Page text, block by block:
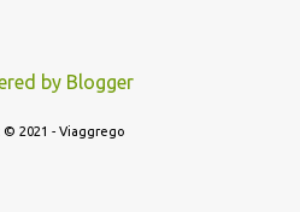
by Blogger
2021 - Viaggrego